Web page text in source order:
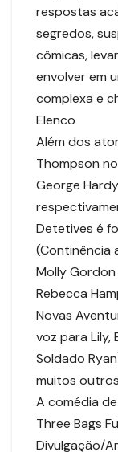
respostas
segredos,
cômicas,
envolver em
complexa e
Elenco
Além dos
Thompson
George
Detetives é
(Continência
Molly Gordon
Rebecca
Novas
voz para Lily,
Soldado
muitos
A comédia
Three Bags
Divulgação/